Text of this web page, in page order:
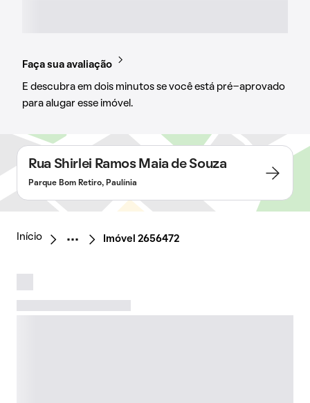
Faça sua avaliação
E descubra em dois minutos se você está pré-aprovado
para alugar esse imóvel.
Rua Shirlei Ramos Maia de Souza
Parque Bom Retiro, Paulínia
Início Imóvel 2656472